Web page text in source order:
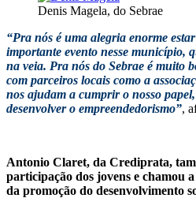
Denis Magela, do Sebrae
“Pra nós é uma alegria enorme
importante evento nesse município,
na veia. Pra nós do Sebrae é muito
com parceiros locais como a
nos ajudam a cumprir o nosso
desenvolver o empreendedorismo”,
Antonio Claret, da Crediprata,
participação dos jovens e chamou
da promoção do desenvolvimento